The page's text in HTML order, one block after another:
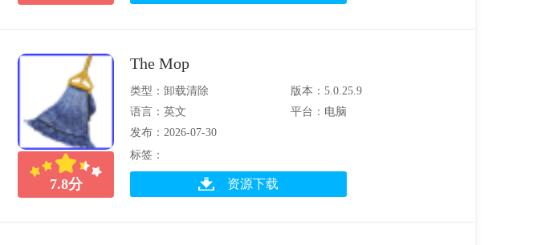
7.8分
The Mop
类型：卸载清除
版本：5.0.25.9
语言：英文
平台：电脑
发布：2026-07-30
标签：
资源下载